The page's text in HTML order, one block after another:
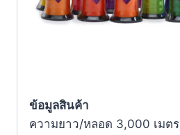
ข้อมูลสินค้า
ความยาว/หลอด 3,000 เมตร